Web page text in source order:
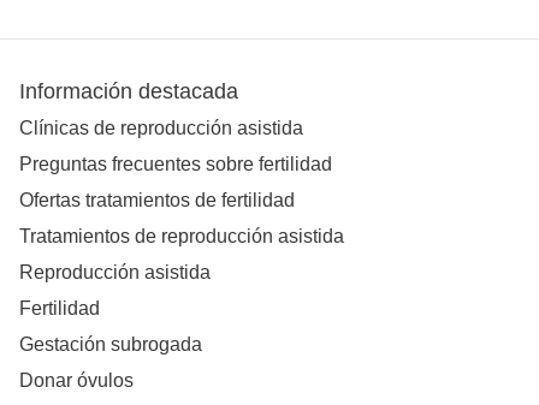
Información destacada
Clínicas de reproducción asistida
Preguntas frecuentes sobre fertilidad
Ofertas tratamientos de fertilidad
Tratamientos de reproducción asistida
Reproducción asistida
Fertilidad
Gestación subrogada
Donar óvulos